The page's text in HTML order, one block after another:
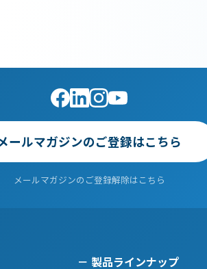
ールマガジンのご登録はこちら
メールマガジンのご登録解除はこちら
製品ラインナップ